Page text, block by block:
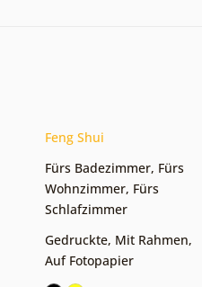
Feng Shui
Fürs Badezimmer, Fürs
Wohnzimmer, Fürs
Schlafzimmer
Gedruckte, Mit Rahmen,
Auf Fotopapier